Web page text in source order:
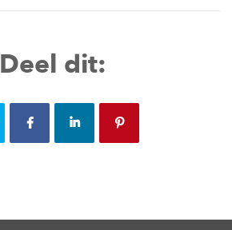
Deel dit: